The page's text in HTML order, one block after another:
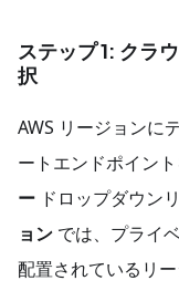
ステップ 1: クラ
択
AWS リージョンに
ートエンドポイント
ー ドロップダウン
ョン では、プライ
配置されているリー